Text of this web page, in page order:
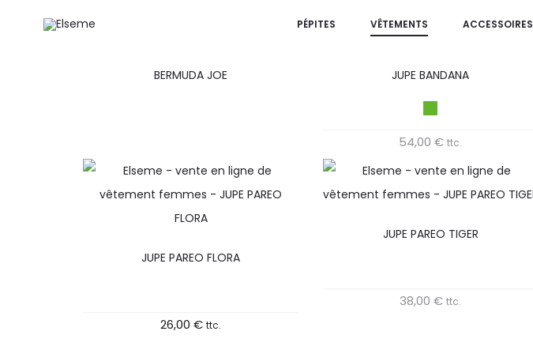
PÉPITES VÊTEMENTS ACCESSOIRES
BERMUDA JOE JUPE BANDANA
54,00€ ttc.
JUPE PAREO FLORA
26,00€ ttc.
JUPE PAREO TIGER
38,00€ ttc.